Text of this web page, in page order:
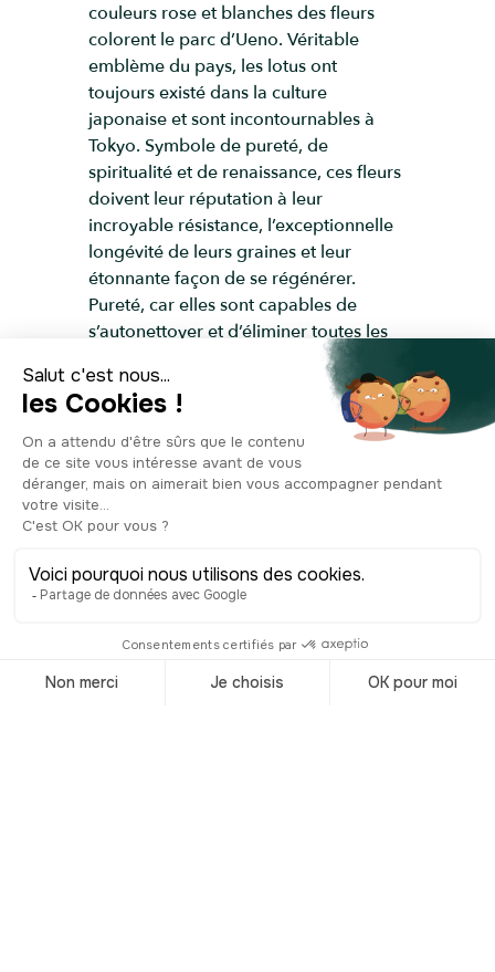
couleurs rose et blanches des fleurs
colorent le parc d’Ueno. Véritable
emblème du pays, les lotus ont
toujours existé dans la culture
japonaise et sont incontournables à
Tokyo. Symbole de pureté, de
spiritualité et de renaissance, ces fleurs
doivent leur réputation à leur
incroyable résistance, l’exceptionnelle
longévité de leurs graines et leur
étonnante façon de se régénérer.
Pureté, car elles sont capables de
s’autonettoyer et d’éliminer toutes les
salissures qui pourraient les ternir ;
spiritualité, car d’après les croyances
bouddhistes, Bouddha aurait laissé des
fleurs de lotus à chaque pas qu’il faisait
; renaissance, car elles se referment
chaque fin de journée pour la nuit et
reviennent de plus belle le lendemain,
fleurs toutes plus belles les unes que les
autres chaque jour. C’est d’ailleurs la
associé avec l’un des proverbes
bouddhistes les plus connus, qui